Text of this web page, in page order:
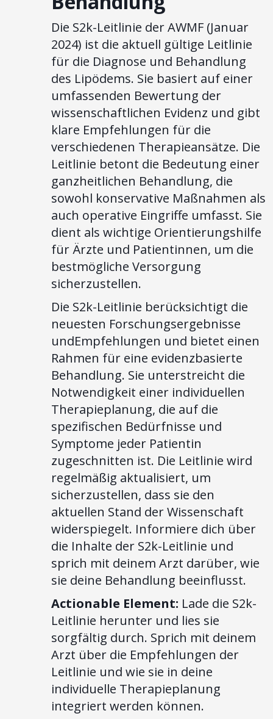
Die S2k-Leitlinie der AWMF (Januar
2024) ist die aktuell gültige Leitlinie
für die Diagnose und Behandlung
des Lipödems. Sie basiert auf einer
umfassenden Bewertung der
wissenschaftlichen Evidenz und gibt
klare Empfehlungen für die
verschiedenen Therapieansätze. Die
Leitlinie betont die Bedeutung einer
ganzheitlichen Behandlung, die
sowohl konservative Maßnahmen als
auch operative Eingriffe umfasst. Sie
dient als wichtige Orientierungshilfe
für Ärzte und Patientinnen, um die
bestmögliche Versorgung
sicherzustellen.
Die S2k-Leitlinie berücksichtigt die
neuesten Forschungsergebnisse
undEmpfehlungen und bietet einen
Rahmen für eine evidenzbasierte
Behandlung. Sie unterstreicht die
Notwendigkeit einer individuellen
Therapieplanung, die auf die
spezifischen Bedürfnisse und
Symptome jeder Patientin
zugeschnitten ist. Die Leitlinie wird
regelmäßig aktualisiert, um
sicherzustellen, dass sie den
aktuellen Stand der Wissenschaft
widerspiegelt. Informiere dich über
die Inhalte der S2k-Leitlinie und
sprich mit deinem Arzt darüber, wie
sie deine Behandlung beeinflusst.
Actionable Element: Lade die S2k-
Leitlinie herunter und lies sie
sorgfältig durch. Sprich mit deinem
Arzt über die Empfehlungen der
Leitlinie und wie sie in deine
individuelle Therapieplanung
integriert werden können.